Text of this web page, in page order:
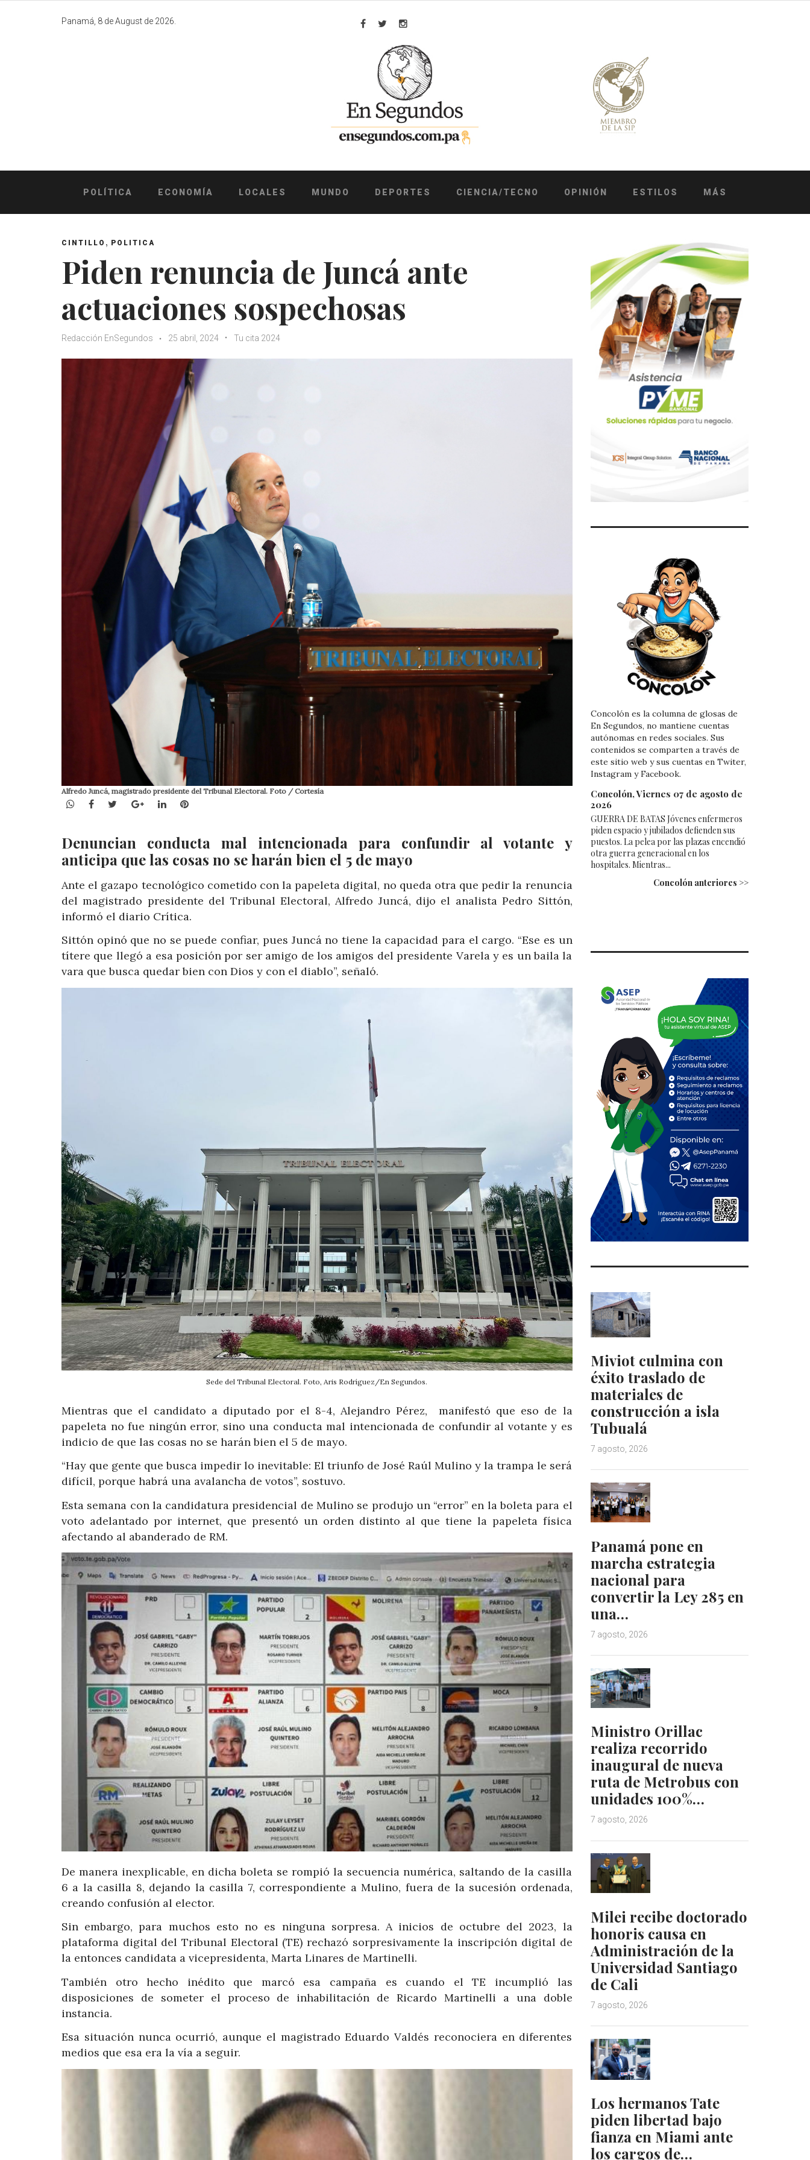
Panamá, 8 de August de 2026.
Facebook
TwitterInstagram
POLÍTICA ECONOMÍA LOCALES MUNDO DEPORTES CIENCIA/TECNO OPINIÓN ESTILOS MÁS
CINTILLO , POLITICA
Piden renuncia de Juncá ante
actuaciones sospechosas
Redacción EnSegundos 25 abril, 2024 Tu cita 2024
Alfredo Juncá, magistrado presidente del Tribunal Electoral. Foto / Cortesía
WhatsApp
Facebook
TwitterGoogle+LinkedInPinterest
Denuncian conducta mal intencionada para confundir al votante y
anticipa que las cosas no se harán bien el 5 de mayo
Ante el gazapo tecnológico cometido con la papeleta digital, no queda otra que pedir la renuncia
del magistrado presidente del Tribunal Electoral, Alfredo Juncá, dijo el analista Pedro Sittón,
informó el diario Crítica.
Sittón opinó que no se puede confiar, pues Juncá no tiene la capacidad para el cargo. “Ese es un
títere que llegó a esa posición por ser amigo de los amigos del presidente Varela y es un baila la
vara que busca quedar bien con Dios y con el diablo”, señaló.
Sede del Tribunal Electoral. Foto, Aris Rodríguez/En Segundos.
Mientras que el candidato a diputado por el 8-4, Alejandro Pérez, manifestó que eso de la
papeleta no fue ningún error, sino una conducta mal intencionada de confundir al votante y es
indicio de que las cosas no se harán bien el 5 de mayo.
“Hay que gente que busca impedir lo inevitable: El triunfo de José Raúl Mulino y la trampa le será
difícil, porque habrá una avalancha de votos”, sostuvo.
Esta semana con la candidatura presidencial de Mulino se produjo un “error” en la boleta para el
voto adelantado por internet, que presentó un orden distinto al que tiene la papeleta física
afectando al abanderado de RM.
De manera inexplicable, en dicha boleta se rompió la secuencia numérica, saltando de la casilla
6 a la casilla 8, dejando la casilla 7, correspondiente a Mulino, fuera de la sucesión ordenada,
creando confusión al elector.
Sin embargo, para muchos esto no es ninguna sorpresa. A inicios de octubre del 2023, la
plataforma digital del Tribunal Electoral (TE) rechazó sorpresivamente la inscripción digital de
la entonces candidata a vicepresidenta, Marta Linares de Martinelli.
También otro hecho inédito que marcó esa campaña es cuando el TE incumplió las
disposiciones de someter el proceso de inhabilitación de Ricardo Martinelli a una doble
instancia.
Esa situación nunca ocurrió, aunque el magistrado Eduardo Valdés reconociera en diferentes
medios que esa era la vía a seguir.
Concolón es la columna de glosas de
En Segundos, no mantiene cuentas
autónomas en redes sociales. Sus
contenidos se comparten a través de
este sitio web y sus cuentas en Twiter,
Instagram y Facebook.
Concolón, Viernes 07 de agosto de
2026
GUERRA DE BATAS Jóvenes enfermeros
piden espacio y jubilados defienden sus
puestos. La pelea por las plazas encendió
otra guerra generacional en los
hospitales. Mientras...
Concolón anteriores >>
Miviot culmina con
éxito traslado de
materiales de
construcción a isla
Tubualá
7 agosto, 2026
Panamá pone en
marcha estrategia
nacional para
convertir la Ley 285 en
una…
7 agosto, 2026
Ministro Orillac
realiza recorrido
inaugural de nueva
ruta de Metrobus con
unidades 100%…
7 agosto, 2026
Milei recibe doctorado
honoris causa en
Administración de la
Universidad Santiago
de Cali
7 agosto, 2026
Los hermanos Tate
piden libertad bajo
fianza en Miami ante
los cargos de…